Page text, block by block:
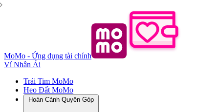
MoMo - Ứng dụng tài chính
Ví Nhân Ái
Trái Tim MoMo
Heo Đất MoMo
Hoàn Cảnh Quyên Góp